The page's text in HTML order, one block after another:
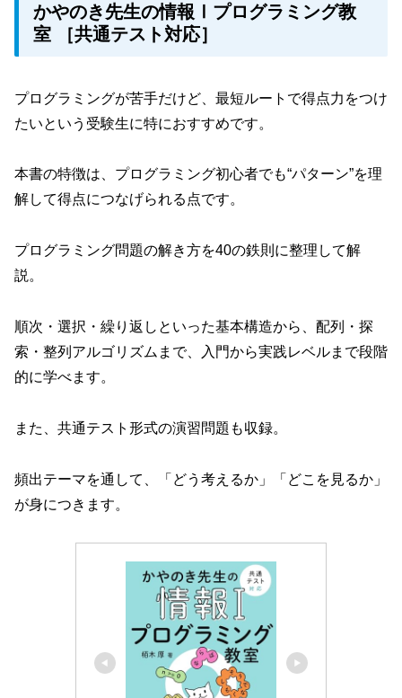
かやのき先生の情報Ⅰプログラミング教
室 ［共通テスト対応］
プログラミングが苦手だけど、最短ルートで得点力をつけ
たいという受験生に特におすすめです。
本書の特徴は、プログラミング初心者でも“パターン”を理
解して得点につなげられる点です。
プログラミング問題の解き方を40の鉄則に整理して解
説。
順次・選択・繰り返しといった基本構造から、配列・探
索・整列アルゴリズムまで、入門から実践レベルまで段階
的に学べます。
また、共通テスト形式の演習問題も収録。
頻出テーマを通して、「どう考えるか」「どこを見るか」
が身につきます。